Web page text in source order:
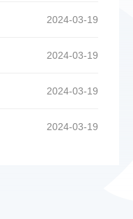
2024-03-19
2024-03-19
2024-03-19
2024-03-19